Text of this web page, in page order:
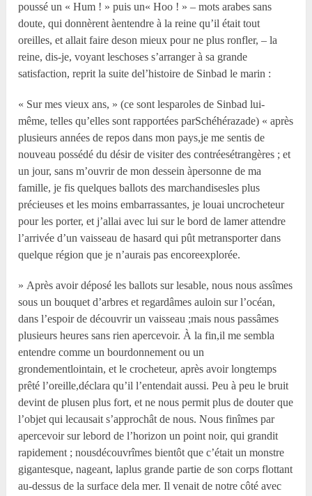
poussé un « Hum ! » puis un« Hoo ! » – mots arabes sans
doute, qui donnèrent àentendre à la reine qu’il était tout
oreilles, et allait faire deson mieux pour ne plus ronfler, – la
reine, dis-je, voyant leschoses s’arranger à sa grande
satisfaction, reprit la suite del’histoire de Sinbad le marin :
« Sur mes vieux ans, » (ce sont lesparoles de Sinbad lui-
même, telles qu’elles sont rapportées parSchéhérazade) « après
plusieurs années de repos dans mon pays,je me sentis de
nouveau possédé du désir de visiter des contréesétrangères ; et
un jour, sans m’ouvrir de mon dessein àpersonne de ma
famille, je fis quelques ballots des marchandisesles plus
précieuses et les moins embarrassantes, je louai uncrocheteur
pour les porter, et j’allai avec lui sur le bord de lamer attendre
l’arrivée d’un vaisseau de hasard qui pût metransporter dans
quelque région que je n’aurais pas encoreexplorée.
» Après avoir déposé les ballots sur lesable, nous nous assîmes
sous un bouquet d’arbres et regardâmes auloin sur l’océan,
dans l’espoir de découvrir un vaisseau ;mais nous passâmes
plusieurs heures sans rien apercevoir. À la fin,il me sembla
entendre comme un bourdonnement ou un
grondementlointain, et le crocheteur, après avoir longtemps
prêté l’oreille,déclara qu’il l’entendait aussi. Peu à peu le bruit
devint de plusen plus fort, et ne nous permit plus de douter que
l’objet qui lecausait s’approchât de nous. Nous finîmes par
apercevoir sur lebord de l’horizon un point noir, qui grandit
rapidement ; nousdécouvrîmes bientôt que c’était un monstre
gigantesque, nageant, laplus grande partie de son corps flottant
au-dessus de la surface dela mer. Il venait de notre côté avec